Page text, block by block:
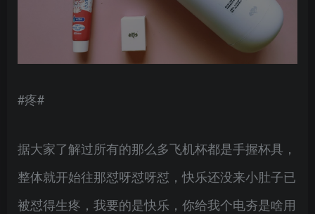
#疼#
据大家了解过所有的那么多飞机杯都是手握杯具，
整体就开始往那怼呀怼呀怼，快乐还没来小肚子已
被怼得生疼，我要的是快乐，你给我个电夯是啥用